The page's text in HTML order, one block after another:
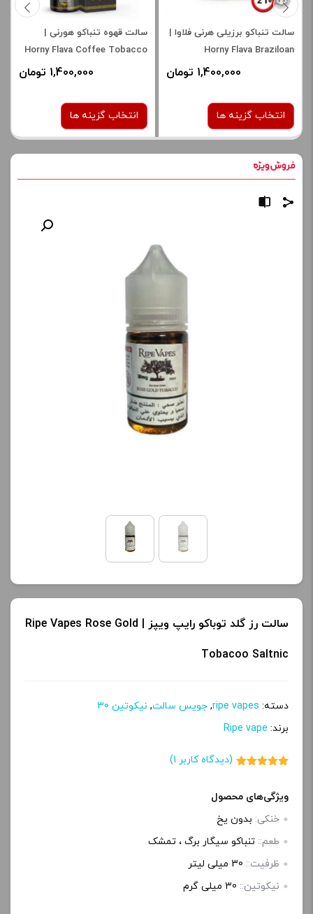
سالت تنباکو برزیلی هرنی فلاوا |
Horny Flava Braziloan
1,400,000 تومان
انتخاب گزینه ها
نیکوتین:
نمایش قیمت ، گزینه های
محصول را از کادر بالا انتخاب
-
افزودن به سبد خرید
پ
سالت قهوه تنباکو هورنی |
Horny Flava Coffee Tobacco
1,400,000 تومان
انتخاب گزینه ها
نمایش قیمت ، گزینه های
کنید.
قیمت: 16 ساعت پیش
تمامی قیمت ها بروز
هستند.
ی
سالت رز گلد توباکو رایپ ویپز | Ripe Vapes Rose Gold
Tobacoo Saltnic
دسته: ripe vapes
, جویس سالت, نیکوتین 30
برند: Ripe vape
مشتری
(دیدگاه کاربر 1
)
ویژگی‌های محصول
خنکی: بدون یخ
طعم:: تنباکو سیگار برگ ، تمشک
ظرفیت:: 30 میلی‌ لیتر
نیکوتین:: 30 میلی گرم